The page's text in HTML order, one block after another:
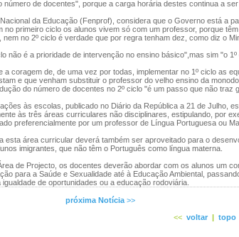
número de docentes", porque a carga horária destes continua a ser
da Educação (Fenprof), considera que o Governo está a
no primeiro ciclo os alunos vivem só com um professor, porque
no 2º ciclo é verdade que por regra tenham dez, como diz o
não é a prioridade de intervenção no ensino básico",mas sim "o 1º
coragem de, de uma vez por todas, implementar no 1º ciclo as
e que venham substituir o professor do velho ensino da
do número de docentes no 2º ciclo "é um passo que não traz
às escolas, publicado no Diário da República a 21 de Julho,
às três áreas curriculares não disciplinares, estipulando, por
preferencialmente por um professor de Língua Portuguesa ou
esta área curricular deverá também ser aproveitado para o
imigrantes, que não têm o Português como língua materna.
de Projecto, os docentes deverão abordar com os alunos um
para a Saúde e Sexualidade até à Educação Ambiental,
de oportunidades ou a educação rodoviária.
próxima Notícia >>
<< voltar | topo